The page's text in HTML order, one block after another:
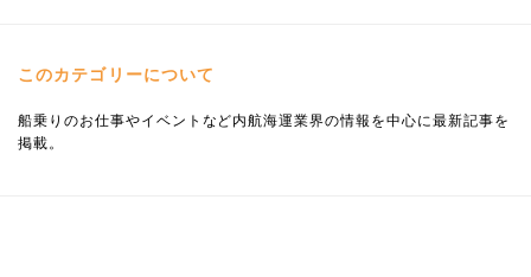
このカテゴリーについて
船乗りのお仕事やイベントなど内航海運業界の情報を中心に最新記事を
掲載。